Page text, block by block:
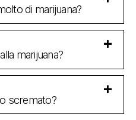
di marijuana?
marijuana?
scremato?